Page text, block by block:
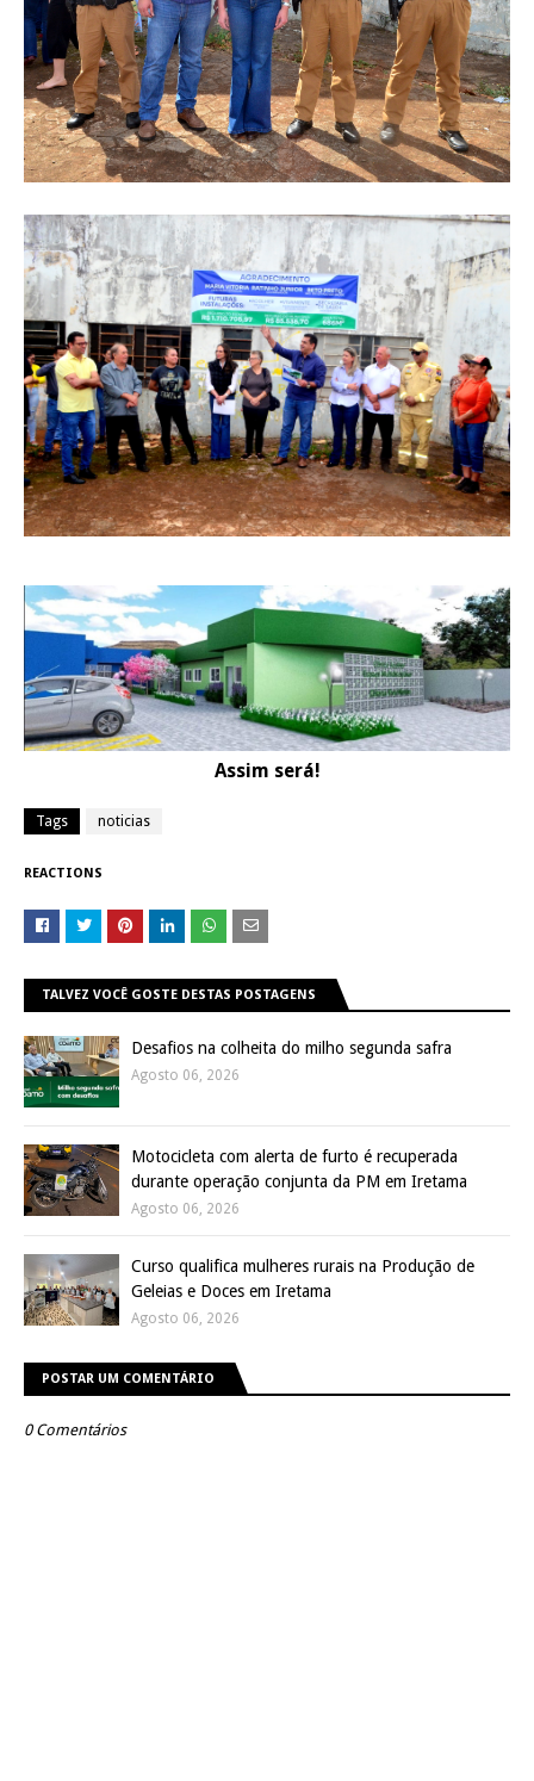
Assim será!
Tags noticias
REACTIONS
TALVEZ VOCÊ GOSTE DESTAS POSTAGENS
Desafios na colheita do milho segunda safra
Agosto 06, 2026
Motocicleta com alerta de furto é recuperada
durante operação conjunta da PM em Iretama
Agosto 06, 2026
Curso qualifica mulheres rurais na Produção de
Geleias e Doces em Iretama
Agosto 06, 2026
POSTAR UM COMENTÁRIO
0 Comentários